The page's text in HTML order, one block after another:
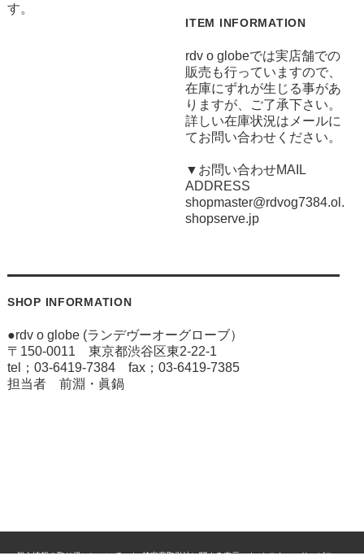
す。
ITEM INFORMATION
rdv o globeでは実店舗での
販売も行っていますので、
在庫にずれが生じる事があ
りますが、ご了承下さい。
詳しい在庫状況はメールに
てお問い合わせください。
▼お問い合わせMAIL
ADDRESS
shopmaster@rdvog7384.ol.
shopserve.jp
SHOP INFORMATION
●rdv o globe (ランデヴーオーグローブ）
〒150-0011 東京都渋谷区東2-22-1
tel；03-6419-7384 fax；03-6419-7385
担当者 前淵・眞鍋
個人情報の取り扱いについて 特定商取引法に関する表示 カスタマーサービス